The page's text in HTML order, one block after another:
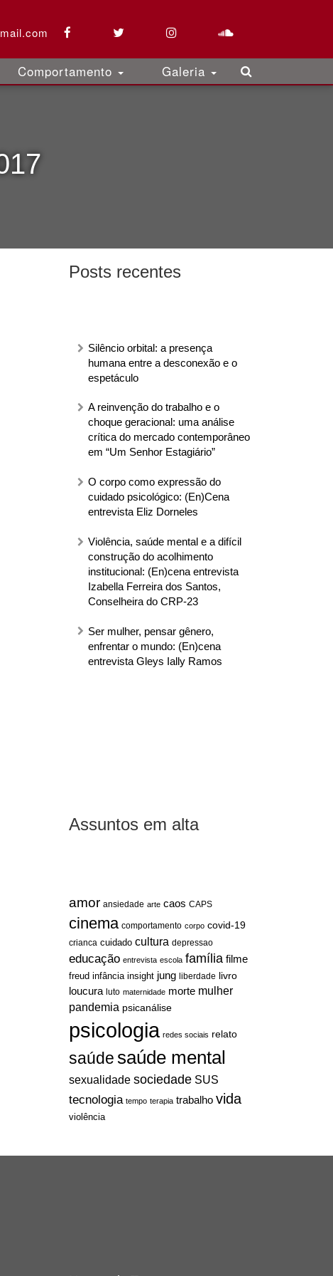
Comportamento Galeria
Posts recentes
Silêncio orbital: a presença
humana entre a desconexão e o
espetáculo
A reinvenção do trabalho e o
choque geracional: uma análise
crítica do mercado contemporâneo
em “Um Senhor Estagiário”
O corpo como expressão do
cuidado psicológico: (En)Cena
entrevista Eliz Dorneles
Violência, saúde mental e a difícil
construção do acolhimento
institucional: (En)cena entrevista
Izabella Ferreira dos Santos,
Conselheira do CRP-23
Ser mulher, pensar gênero,
enfrentar o mundo: (En)cena
entrevista Gleys Ially Ramos
Assuntos em alta
amor ansiedade arte caos CAPS
cinema comportamento corpo covid-19
crianca cuidado cultura depressao
educação entrevista escola família filme
freud infância insight jung liberdade livro
loucura luto maternidade morte mulher
pandemia psicanálise
psicologia redes sociais relato
saúdesaúde mental
sexualidade sociedade SUS
tecnologia tempo terapia trabalho vida
violência